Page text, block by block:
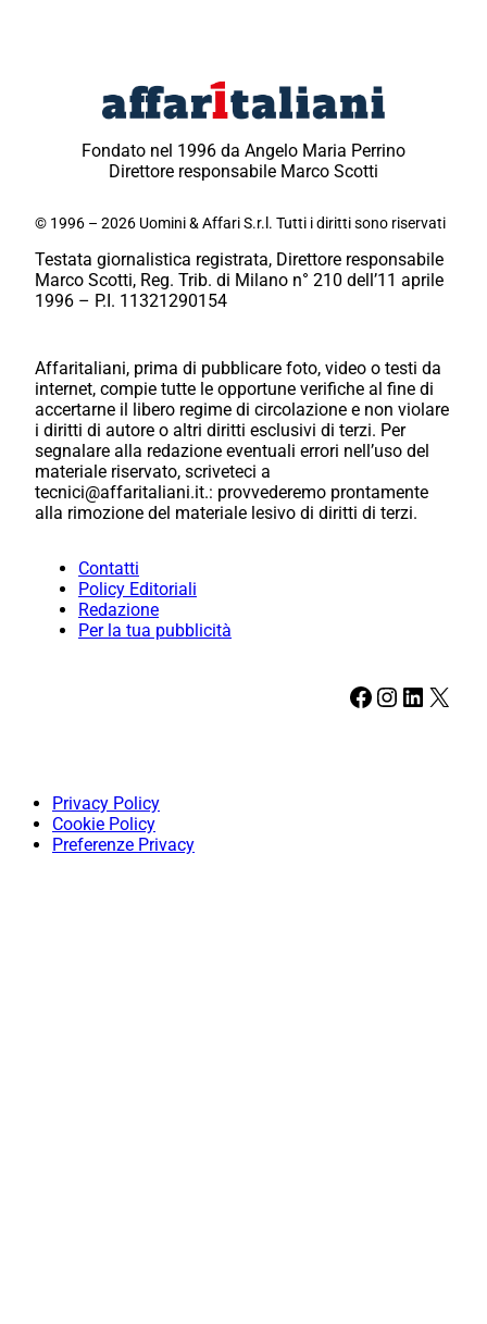
Fondato nel 1996 da Angelo Maria Perrino
Direttore responsabile Marco Scotti
© 1996 – 2026 Uomini & Affari S.r.l. Tutti i diritti sono riservati
Testata giornalistica registrata, Direttore responsabile
Marco Scotti, Reg. Trib. di Milano n° 210 dell’11 aprile
1996 – P.I. 11321290154
Affaritaliani, prima di pubblicare foto, video o testi da
internet, compie tutte le opportune verifiche al fine di
accertarne il libero regime di circolazione e non violare
i diritti di autore o altri diritti esclusivi di terzi. Per
segnalare alla redazione eventuali errori nell’uso del
materiale riservato, scriveteci a
tecnici@affaritaliani.it.: provvederemo prontamente
alla rimozione del materiale lesivo di diritti di terzi.
Contatti
Policy Editoriali
Redazione
Per la tua pubblicità
Facebook Instagram LinkedIn X
Privacy Policy
Cookie Policy
Preferenze Privacy